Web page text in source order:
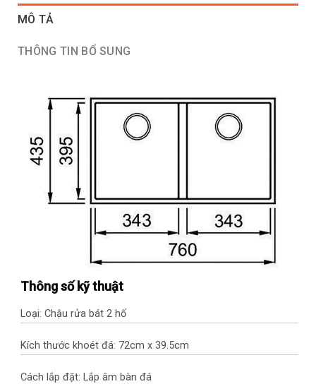
MÔ TẢ
THÔNG TIN BỔ SUNG
Thông số kỹ thuật
Loại: Chậu rửa bát 2 hố
Kích thước khoét đá: 72cm x 39.5cm
Cách lắp đặt: Lắp âm bàn đá